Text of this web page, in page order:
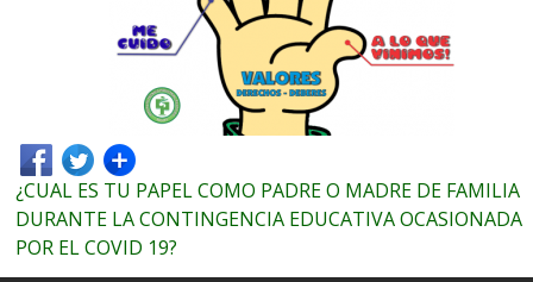
¿CUAL ES TU PAPEL COMO PADRE O MADRE DE FAMILIA
DURANTE LA CONTINGENCIA EDUCATIVA OCASIONADA
POR EL COVID 19?